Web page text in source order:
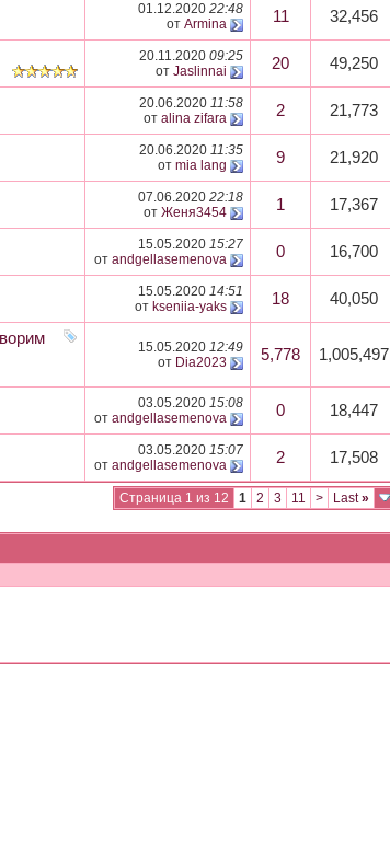
01.12.2020 22:48
от Armina 11 32,456
20.11.2020 09:25
от Jaslinnai 20 49,250
20.06.2020 11:58
от alina zifara 2 21,773
20.06.2020 11:35
от mia lang 9 21,920
07.06.2020 22:18
от Женя3454 1 17,367
15.05.2020 15:27
от andgellasemenova 0 16,700
15.05.2020 14:51
от kseniia-yaks 18 40,050
15.05.2020 12:49
от Dia2023 5,778 1,005,497
03.05.2020 15:08
от andgellasemenova 0 18,447
03.05.2020 15:07
от andgellasemenova 2 17,508
Страница 1 из 12 1 2 3 11 > Last»